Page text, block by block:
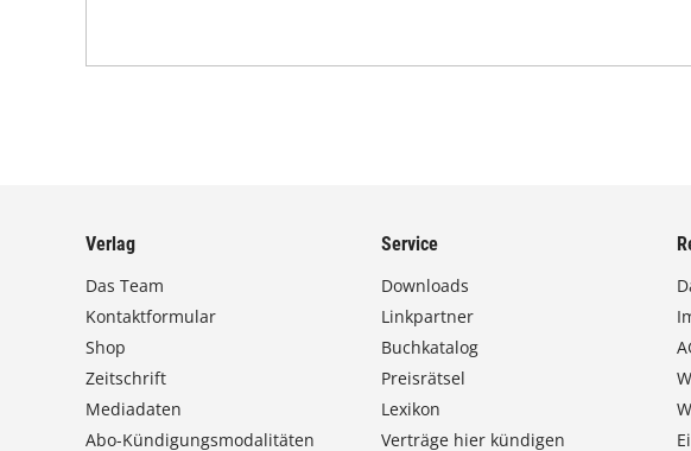
Verlag
Das Team
Kontaktformular
Shop
Zeitschrift
Mediadaten
Abo-Kündigungsmodalitäten
Service
Downloads
Linkpartner
Buchkatalog
Preisrätsel
Lexikon
Verträge hier kündigen